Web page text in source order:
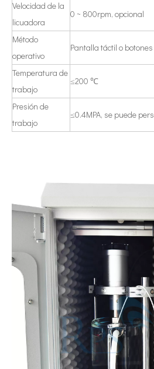
El sistema de recubrimiento de
El sistema de recubrimiento de
Velocidad de la
licuadora
0 ~ 800rpm, opcional
Método
operativo
Pantalla táctil o botones
Temperatura de
trabajo
≤200 ℃
Presión de
trabajo
≤0.4MPA, se puede